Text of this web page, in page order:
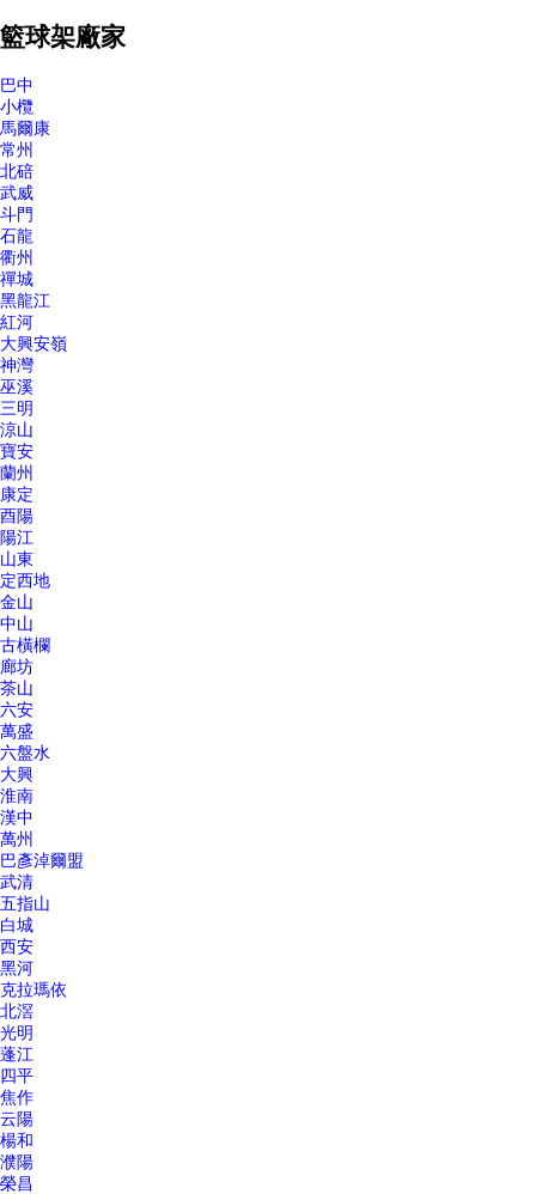
籃球架廠家
巴中
小欖
馬爾康
常州
北碚
武威
斗門
石龍
衢州
禪城
黑龍江
紅河
大興安嶺
神灣
巫溪
三明
涼山
寶安
蘭州
康定
酉陽
陽江
山東
定西地
金山
中山
古橫欄
廊坊
茶山
六安
萬盛
六盤水
大興
淮南
漢中
萬州
巴彥淖爾盟
武清
五指山
白城
西安
黑河
克拉瑪依
北滘
光明
蓬江
四平
焦作
云陽
楊和
濮陽
榮昌